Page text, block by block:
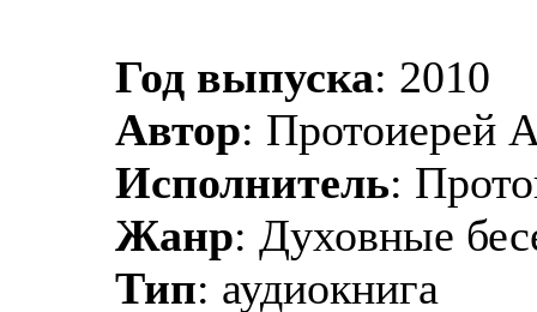
Год выпуска: 2010
Автор: Протоиерей
Исполнитель:
Жанр: Духовные
Тип: аудиокнига